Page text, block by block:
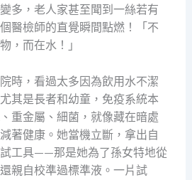
多，老人家甚至聞到一絲若有
醫檢師的直覺瞬間點燃！「不
，而在水！」
時，看過太多因為飲用水不潔
其是長者和幼童，免疫系統本
重金屬、細菌，就像藏在暗處
著健康。她當機立斷，拿出自
工具——那是她為了孫女特地從
親自校準過標準液。一片試